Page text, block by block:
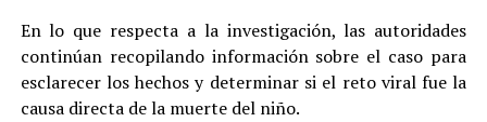
En lo que respecta a la investigación, las autoridades
continúan recopilando información sobre el caso para
esclarecer los hechos y determinar si el reto viral fue la
causa directa de la muerte del niño.